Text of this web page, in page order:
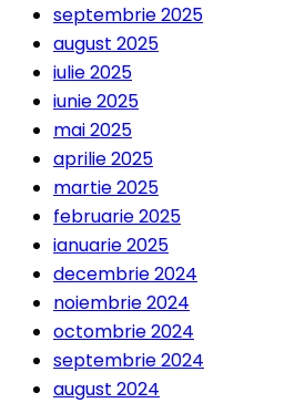
septembrie 2025
august 2025
iulie 2025
iunie 2025
mai 2025
aprilie 2025
martie 2025
februarie 2025
ianuarie 2025
decembrie 2024
noiembrie 2024
octombrie 2024
septembrie 2024
august 2024